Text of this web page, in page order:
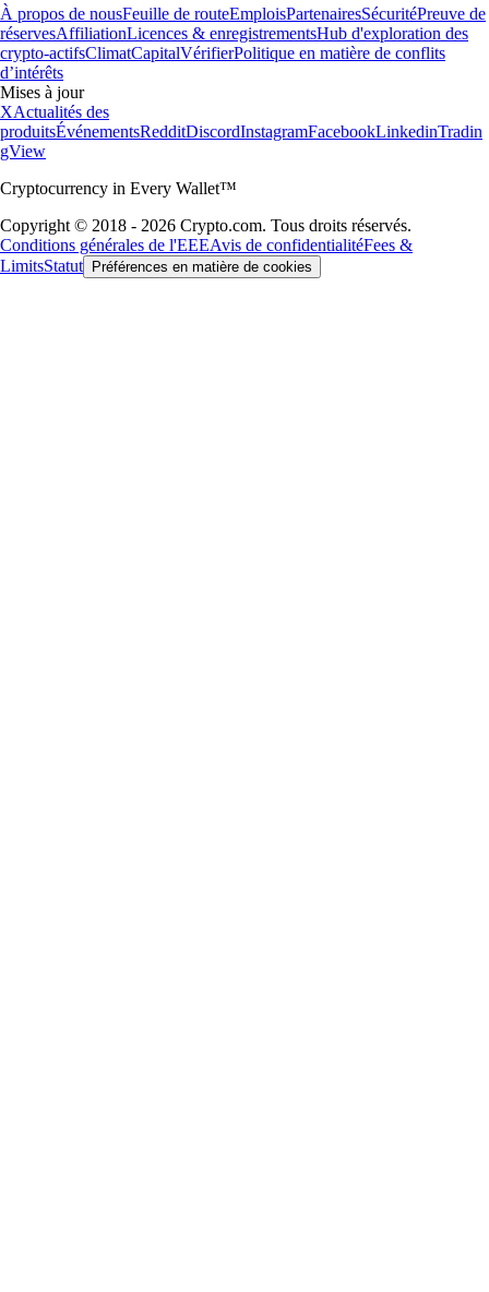
À propos de nousFeuille de routeEmploisPartenairesSécuritéPreuve de
réservesAffiliationLicences & enregistrementsHub d'exploration des
crypto-actifsClimatCapitalVérifierPolitique en matière de conflits
d’intérêts
Mises à jour
XActualités des
produitsÉvénementsRedditDiscordInstagramFacebookLinkedinTradin
gView
Cryptocurrency in Every Wallet™
Copyright © 2018 - 2026 Crypto.com. Tous droits réservés.
Conditions générales de l'EEEAvis de confidentialitéFees &
LimitsStatut Préférences en matière de cookies